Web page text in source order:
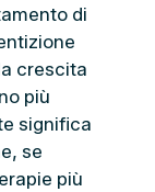
di
crescita
più
significa
se
più